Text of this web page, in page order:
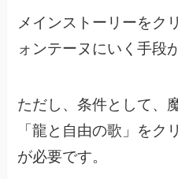
メインストーリーをク
ォンテーヌにいく手段
ただし、条件として、
「龍と自由の歌」をク
が必要です。